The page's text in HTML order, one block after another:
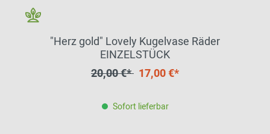
"Herz gold" Lovely Kugelvase Räder
EINZELSTÜCK
20,00 €* 17,00 €*
Sofort lieferbar